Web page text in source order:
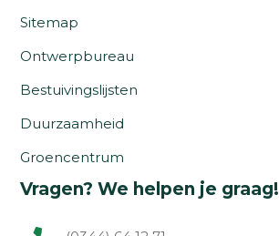
Sitemap
Ontwerpbureau
Bestuivingslijsten
Duurzaamheid
Groencentrum
Vragen? We helpen je graag!